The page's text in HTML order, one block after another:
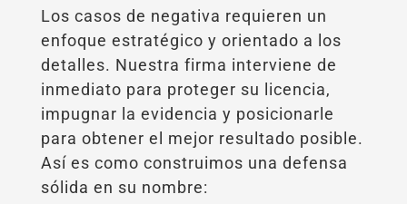
Los casos de negativa requieren un
enfoque estratégico y orientado a los
detalles. Nuestra firma interviene de
inmediato para proteger su licencia,
impugnar la evidencia y posicionarle
para obtener el mejor resultado posible.
Así es como construimos una defensa
sólida en su nombre: